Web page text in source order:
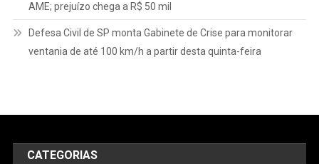
AME; prejuízo chega a R$ 50 mil
Defesa Civil de SP monta Gabinete de Crise para monitorar
ventania de até 100 km/h a partir desta quinta-feira
CATEGORIAS